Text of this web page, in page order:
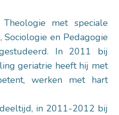
met speciale
Sociologie en Pedagogie
In 2011 bij
geriatrie heeft hij met
werken met hart
in 2011-2012 bij